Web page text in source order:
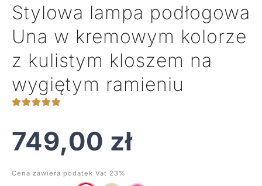
Stylowa lampa podłogowa
Una w kremowym kolorze
z kulistym kloszem na
wygiętym ramieniu
749,00 zł
Cena zawiera podatek Vat 23%